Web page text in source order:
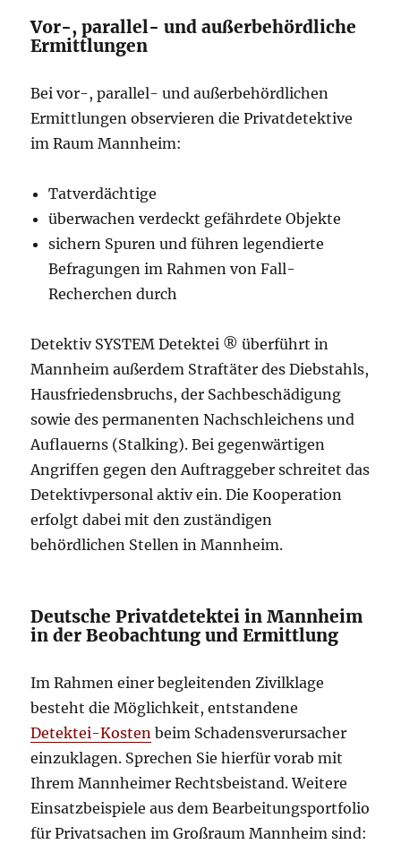
Vor-, parallel- und außerbehördliche
Ermittlungen
Bei vor-, parallel- und außerbehördlichen
Ermittlungen observieren die Privatdetektive
im Raum Mannheim:
Tatverdächtige
überwachen verdeckt gefährdete Objekte
sichern Spuren und führen legendierte
Befragungen im Rahmen von Fall-
Recherchen durch
Detektiv SYSTEM Detektei ® überführt in
Mannheim außerdem Straftäter des Diebstahls,
Hausfriedensbruchs, der Sachbeschädigung
sowie des permanenten Nachschleichens und
Auflauerns (Stalking). Bei gegenwärtigen
Angriffen gegen den Auftraggeber schreitet das
Detektivpersonal aktiv ein. Die Kooperation
erfolgt dabei mit den zuständigen
behördlichen Stellen in Mannheim.
Deutsche Privatdetektei in Mannheim
in der Beobachtung und Ermittlung
Im Rahmen einer begleitenden Zivilklage
besteht die Möglichkeit, entstandene
Detektei-Kosten beim Schadensverursacher
einzuklagen. Sprechen Sie hierfür vorab mit
Ihrem Mannheimer Rechtsbeistand. Weitere
Einsatzbeispiele aus dem Bearbeitungsportfolio
für Privatsachen im Großraum Mannheim sind: